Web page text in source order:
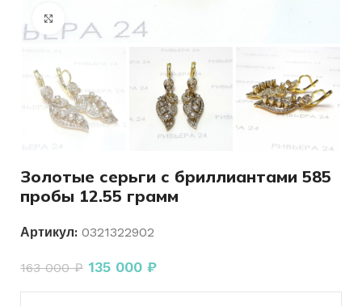
Нажмите, чтобы увеличить
Золотые серьги с бриллиантами 585
пробы 12.55 грамм
Артикул: 0321322902
163 000₽ 135 000 ₽